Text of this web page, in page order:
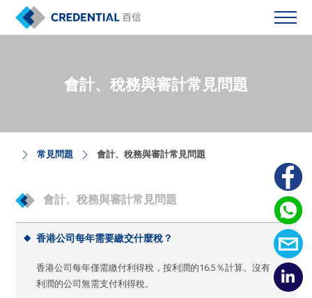
會計、稅務與審計常見問題
常見問題 會計、稅務與審計常見問題
會計、稅務與審計常見問題
香港公司每年需要繳交什麼稅？
香港公司每年僅需繳付利得稅，按利潤的16.5％計算。沒有
利潤的公司無需支付利得稅。